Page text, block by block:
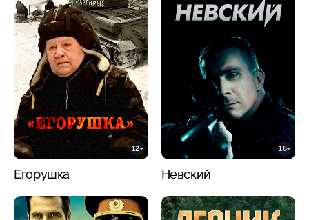
12+
Егорушка
16+
Невский